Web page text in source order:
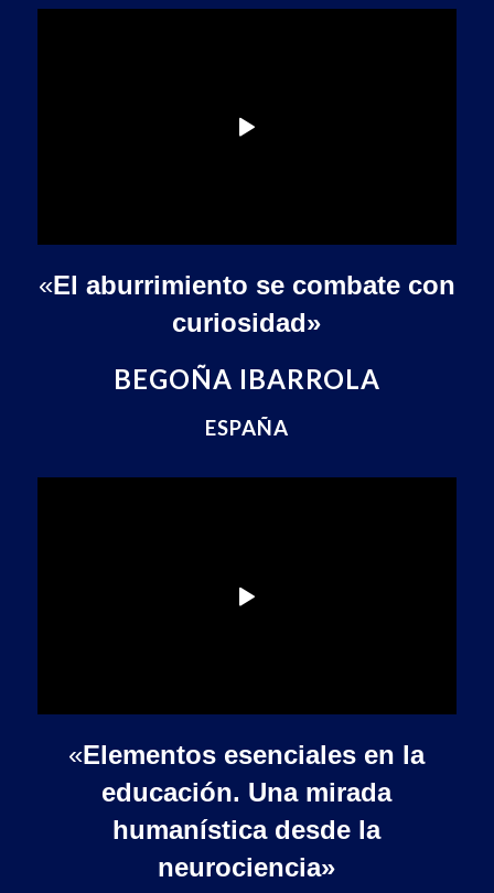
«El aburrimiento se combate con
curiosidad»
BEGOÑA IBARROLA
ESPAÑA
«Elementos esenciales en la
educación. Una mirada
humanística desde la
neurociencia»